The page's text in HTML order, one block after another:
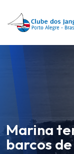
Marina
barcos